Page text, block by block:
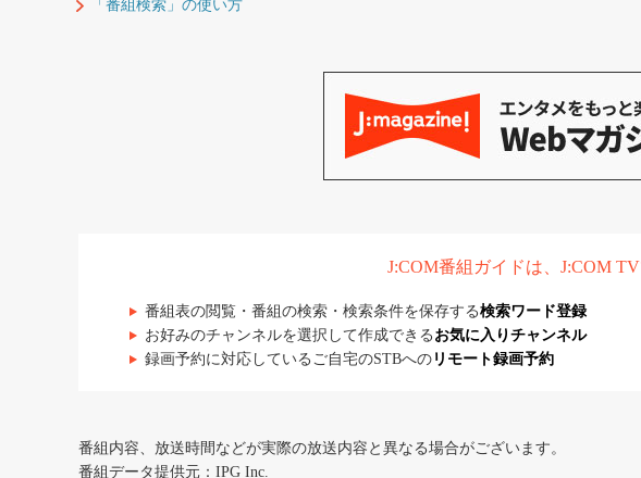
「番組検索」の使い方
J:COM番組ガイドは、J:COM
番組表の閲覧・番組の検索・検索条件を保存する検索ワード登録
お好みのチャンネルを選択して作成できる お気に入りチャンネル
録画予約に対応しているご自宅のSTBへの リモート録画予約
番組内容、放送時間などが実際の放送内容と異なる場合がございます。
番組データ提供元：IPG Inc.